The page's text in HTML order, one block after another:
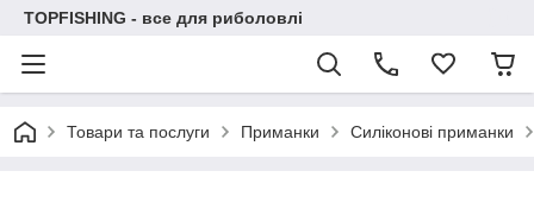
TOPFISHING - все для риболовлі
Товари та послуги Приманки Силіконові приманки